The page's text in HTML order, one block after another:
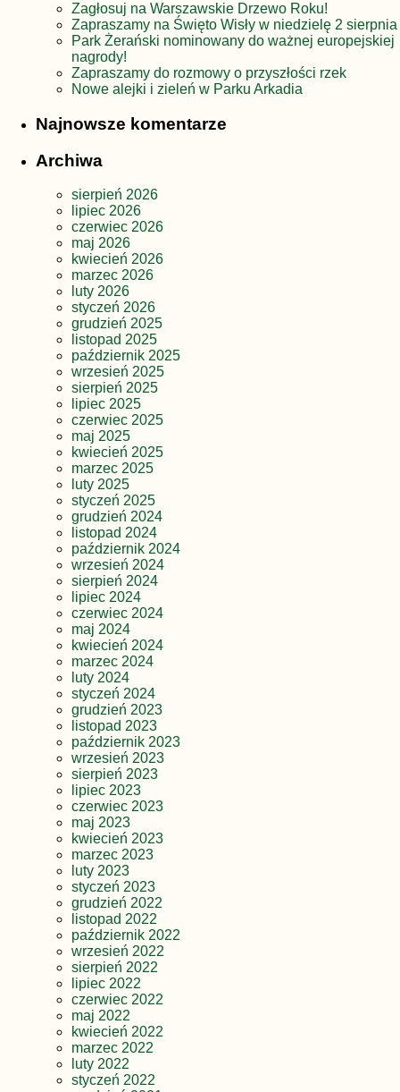
Zagłosuj na Warszawskie Drzewo Roku!
Zapraszamy na Święto Wisły w niedzielę 2 sierpnia
Park Żerański nominowany do ważnej europejskiej
nagrody!
Zapraszamy do rozmowy o przyszłości rzek
Nowe alejki i zieleń w Parku Arkadia
Najnowsze komentarze
Archiwa
sierpień 2026
lipiec 2026
czerwiec 2026
maj 2026
kwiecień 2026
marzec 2026
luty 2026
styczeń 2026
grudzień 2025
listopad 2025
październik 2025
wrzesień 2025
sierpień 2025
lipiec 2025
czerwiec 2025
maj 2025
kwiecień 2025
marzec 2025
luty 2025
styczeń 2025
grudzień 2024
listopad 2024
październik 2024
wrzesień 2024
sierpień 2024
lipiec 2024
czerwiec 2024
maj 2024
kwiecień 2024
marzec 2024
luty 2024
styczeń 2024
grudzień 2023
listopad 2023
październik 2023
wrzesień 2023
sierpień 2023
lipiec 2023
czerwiec 2023
maj 2023
kwiecień 2023
marzec 2023
luty 2023
styczeń 2023
grudzień 2022
listopad 2022
październik 2022
wrzesień 2022
sierpień 2022
lipiec 2022
czerwiec 2022
maj 2022
kwiecień 2022
marzec 2022
luty 2022
styczeń 2022